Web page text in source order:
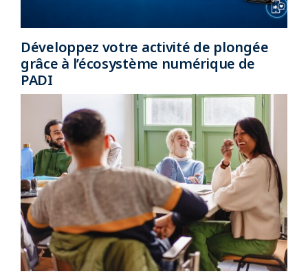
Développez votre activité de plongée
grâce à l’écosystème numérique de
PADI